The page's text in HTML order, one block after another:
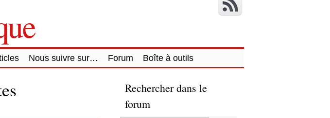
Nous suivre sur… Forum Boîte à outils
Rechercher dans le
forum